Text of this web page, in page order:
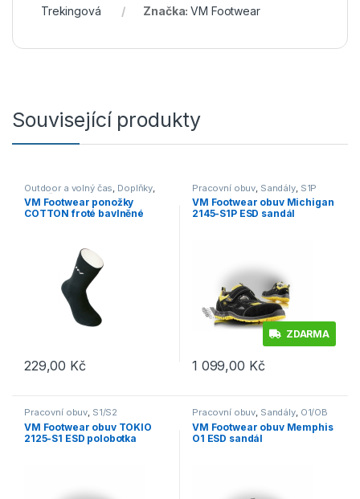
Trekingová
Značka:VM Footwear
Související produkty
Outdoor a volný čas Doplňky
Ponožky
VM Footwear ponožky
COTTON froté bavlněné
229,00 Kč
Tento produkt má více variant. Možnosti lze vybrat na stránce
Pracovní obuv Sandály, S1P
VM Footwear obuv Michigan
2145-S1P ESD sandál
ZDARMA
1 099,00 Kč
Tento produkt má více
Pracovní obuv, S1/S2
VM Footwear obuv TOKIO
2125-S1 ESD polobotka
Pracovní obuv, Sandály, O1/OB
VM Footwear obuv Memphis
O1 ESD sandál